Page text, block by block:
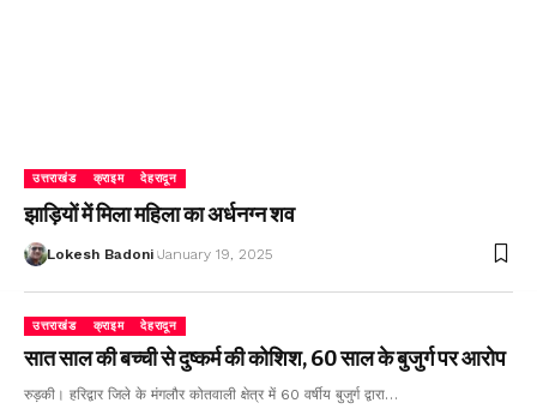
उत्तराखंड क्राइम देहरादून
झाड़ियों में मिला महिला का अर्धनग्न शव
Lokesh Badoni January 19, 2025
उत्तराखंड क्राइम देहरादून
सात साल की बच्ची से दुष्कर्म की कोशिश, 60 साल के बुजुर्ग पर आरोप
रुड़की। हरिद्वार जिले के मंगलौर कोतवाली क्षेत्र में 60 वर्षीय बुजुर्ग द्वारा…